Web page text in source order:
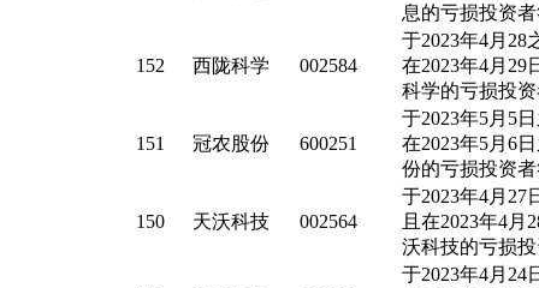
息的亏损投资
152 西陇科学 002584
于2023年4月28
在2023年4月29
科学的亏损投
151 冠农股份 600251
于2023年5月5
在2023年5月6
份的亏损投资
150 天沃科技 002564
于2023年4月27
且在2023年4月
沃科技的亏损
于2023年4月24